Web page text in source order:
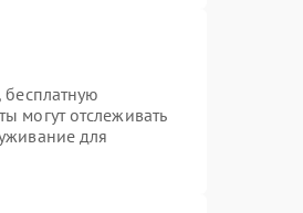
могут отслеживать
для